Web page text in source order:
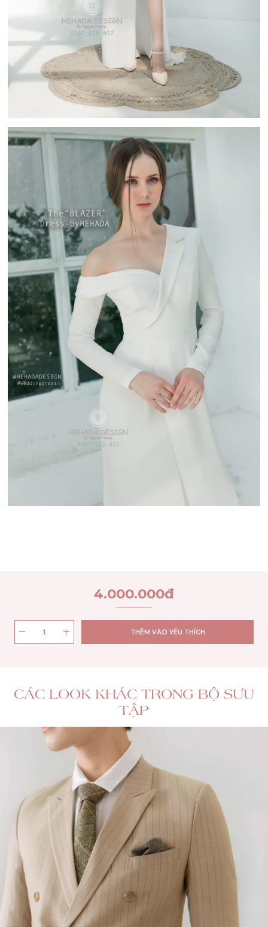
4.000.000đ
THÊM VÀO YÊU THÍCH
CÁC LOOK KHÁC TRONG BỘ SƯU
TẬP